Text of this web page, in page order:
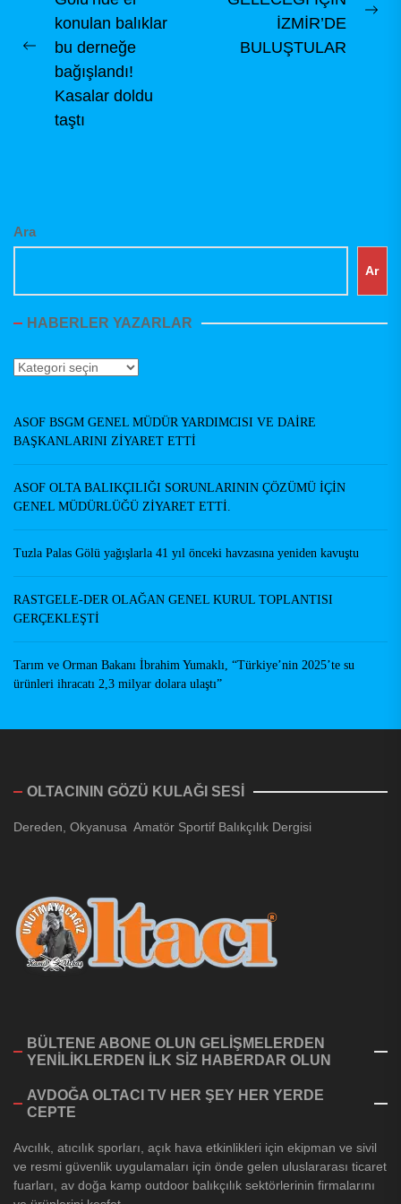
gezinmesi
Previous
post:
konulan balıklar
bu derneğe
bağışlandı!
Kasalar doldu
taştı
İZMİR’DE
BULUŞTULAR
Ara
Ar
HABERLER YAZARLAR
Haberler
ASOF BSGM GENEL MÜDÜR YARDIMCISI VE DAİRE
BAŞKANLARINI ZİYARET ETTİ
ASOF OLTA BALIKÇILIĞI SORUNLARININ ÇÖZÜMÜ İÇİN
GENEL MÜDÜRLÜĞÜ ZİYARET ETTİ.
Tuzla Palas Gölü yağışlarla 41 yıl önceki havzasına yeniden kavuştu
RASTGELE-DER OLAĞAN GENEL KURUL TOPLANTISI
GERÇEKLEŞTİ
Tarım ve Orman Bakanı İbrahim Yumaklı, “Türkiye’nin 2025’te su
ürünleri ihracatı 2,3 milyar dolara ulaştı”
OLTACININ GÖZÜ KULAĞI SESİ
Dereden, Okyanusa Amatör Sportif Balıkçılık Dergisi
BÜLTENE ABONE OLUN GELİŞMELERDEN
YENİLİKLERDEN İLK SİZ HABERDAR OLUN
AVDOĞA OLTACI TV HER ŞEY HER YERDE
CEPTE
Avcılık, atıcılık sporları, açık hava etkinlikleri için ekipman ve sivil
ve resmi güvenlik uygulamaları için önde gelen uluslararası ticaret
fuarları, av doğa kamp outdoor balıkçılık sektörlerinin firmalarını